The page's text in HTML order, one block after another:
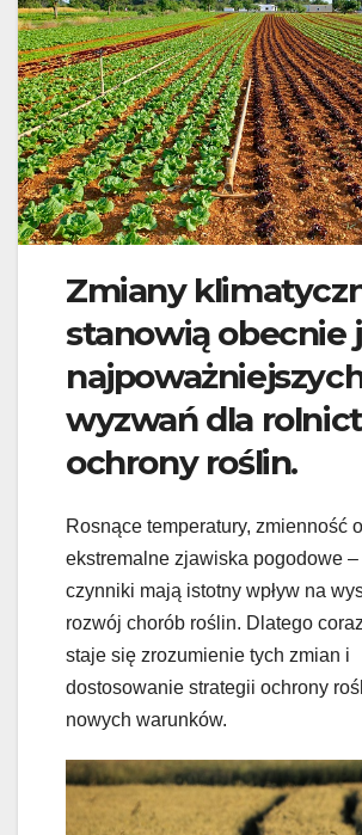
Zmiany
stanowią obecnie
wyzwań dla
ochrony roślin.
Rosnące temperatury, zmienność
ekstremalne zjawiska pogodowe
czynniki mają istotny wpływ na
rozwój chorób roślin. Dlatego
staje się zrozumienie tych zmian i
dostosowanie strategii ochrony
nowych warunków.